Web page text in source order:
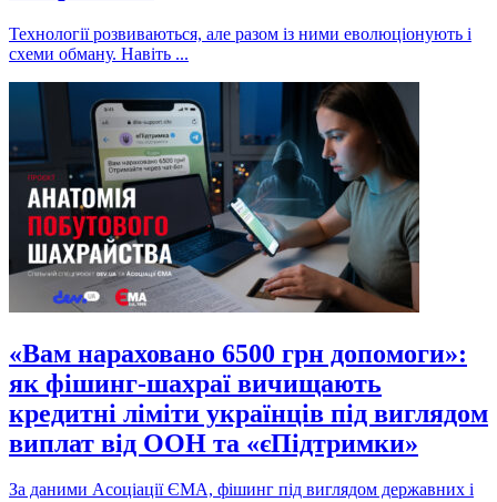
Технології розвиваються, але разом із ними еволюціонують і
схеми обману. Навіть ...
«Вам нараховано 6500 грн допомоги»:
як фішинг-шахраї вичищають
кредитні ліміти українців під виглядом
виплат від ООН та «єПідтримки»
За даними Асоціації ЄМА, фішинг під виглядом державних і